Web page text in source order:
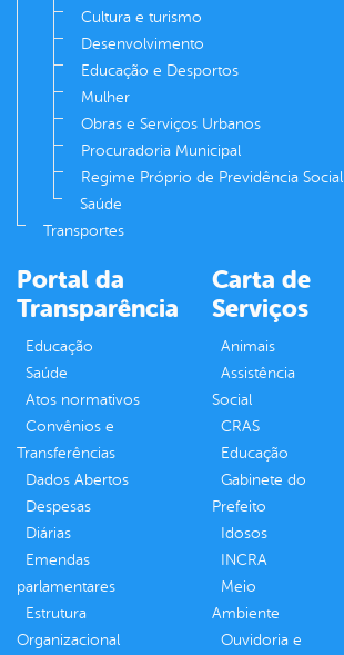
Cultura e turismo
Desenvolvimento
Educação e Desportos
Mulher
Obras e Serviços Urbanos
Procuradoria Municipal
Regime Próprio de Previdência Social
Saúde
Transportes
Portal da
Transparência
Educação
Saúde
Atos normativos
Convênios e
Transferências
Dados Abertos
Despesas
Diárias
Emendas
parlamentares
Estrutura
Organizacional
Carta de
Serviços
Animais
Assistência
Social
CRAS
Educação
Gabinete do
Prefeito
Idosos
INCRA
Meio
Ambiente
Ouvidoria e